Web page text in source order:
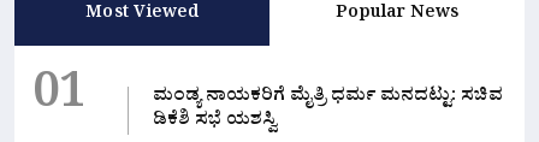
Most Viewed Popular News
01
ಮಂಡ್ಯ ನಾಯಕರಿಗೆ ಮೈತ್ರಿ ಧರ್ಮ ಮನದಟ್ಟು: ಸಚಿವ
ಡಿಕೆಶಿ ಸಭೆ ಯಶಸ್ವಿ